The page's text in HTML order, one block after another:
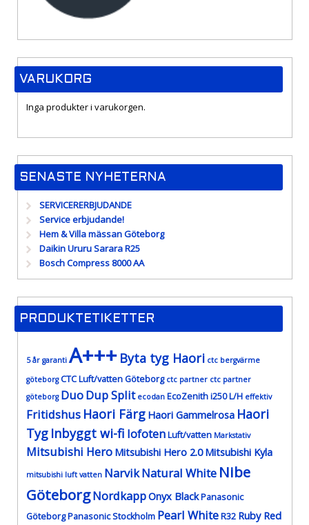
VARUKORG
Inga produkter i varukorgen.
SENASTE NYHETERNA
SERVICERERBJUDANDE
Service erbjudande!
Hem & Villa mässan Göteborg
Daikin Ururu Sarara R25
Bosch Compress 8000 AA
PRODUKTETIKETTER
5 år garanti A+++ Byta tyg Haori ctc bergvärme
göteborg CTC Luft/vatten Göteborg ctc partner ctc partner
göteborg DuoDup Split ecodan EcoZenith i250 L/H effektiv
Fritidshus Haori Färg Haori Gammelrosa Haori
Tyg Inbyggt wi-fi lofotenLuft/vatten Markstativ
Mitsubishi Hero Mitsubishi Hero 2.0 Mitsubishi Kyla
mitsubishi luft vatten NarvikNatural White Nibe
GöteborgNordkappOnyx BlackPanasonic
GöteborgPanasonic Stockholm Pearl WhiteR32 Ruby Red